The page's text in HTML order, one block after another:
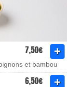
7,50€
et bambou
6,50€